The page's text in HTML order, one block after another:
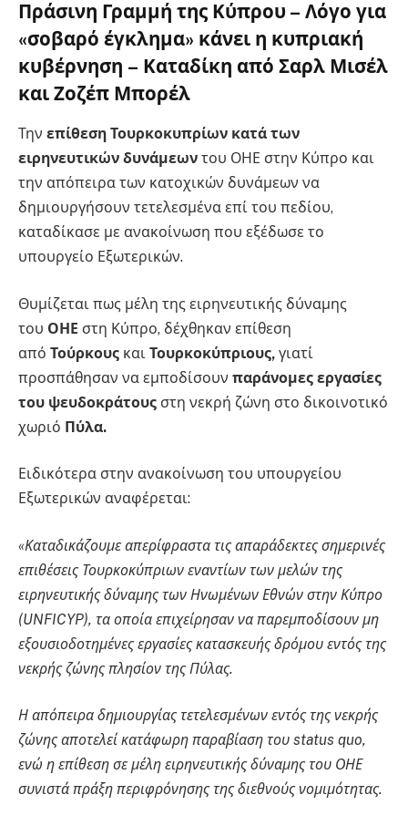
Πράσινη Γραμμή της Κύπρου – Λόγο για
«σοβαρό έγκλημα» κάνει η κυπριακή
κυβέρνηση – Καταδίκη από Σαρλ Μισέλ
και Ζοζέπ Μπορέλ
Την επίθεση Τουρκοκυπρίων κατά των
ειρηνευτικών δυνάμεων του ΟΗΕ στην Κύπρο και
την απόπειρα των κατοχικών δυνάμεων να
δημιουργήσουν τετελεσμένα επί του πεδίου,
καταδίκασε με ανακοίνωση που εξέδωσε το
υπουργείο Εξωτερικών.
Θυμίζεται πως μέλη της ειρηνευτικής δύναμης
του ΟΗΕ στη Κύπρο, δέχθηκαν επίθεση
από Τούρκους και Τουρκοκύπριους, γιατί
προσπάθησαν να εμποδίσουν παράνομες εργασίες
του ψευδοκράτους στη νεκρή ζώνη στο δικοινοτικό
χωριό Πύλα.
Ειδικότερα στην ανακοίνωση του υπουργείου
Εξωτερικών αναφέρεται:
«Καταδικάζουμε απερίφραστα τις απαράδεκτες σημερινές
επιθέσεις Τουρκοκύπριων εναντίων των μελών της
ειρηνευτικής δύναμης των Ηνωμένων Εθνών στην Κύπρο
(UNFICYP), τα οποία επιχείρησαν να παρεμποδίσουν μη
εξουσιοδοτημένες εργασίες κατασκευής δρόμου εντός της
νεκρής ζώνης πλησίον της Πύλας.
Η απόπειρα δημιουργίας τετελεσμένων εντός της νεκρής
ζώνης αποτελεί κατάφωρη παραβίαση του status quo,
ενώ η επίθεση σε μέλη ειρηνευτικής δύναμης του ΟΗΕ
συνιστά πράξη περιφρόνησης της διεθνούς νομιμότητας.